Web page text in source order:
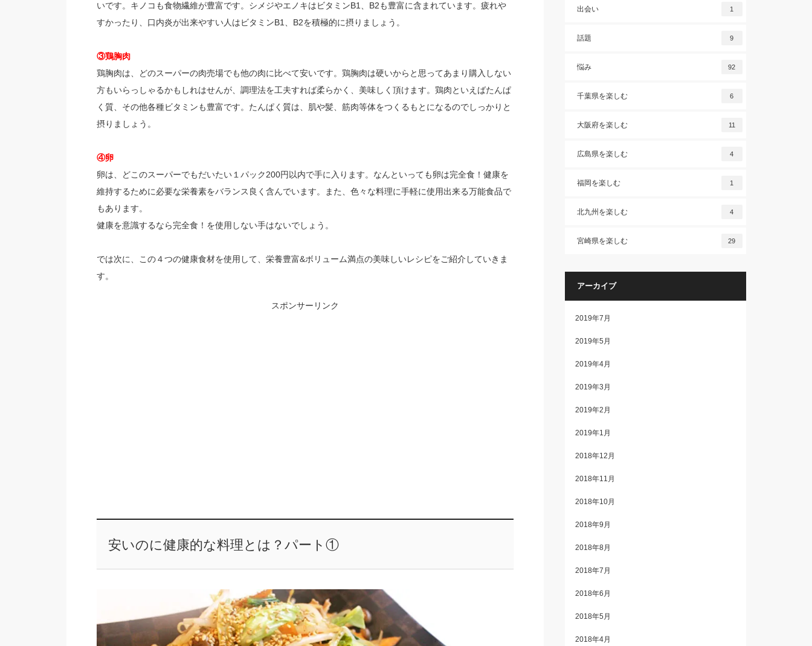
いです。キノコも食物繊維が豊富です。シメジやエノキはビタミンB1、B2も豊富に含まれています。疲れや
すかったり、口内炎が出来やすい人はビタミンB1、B2を積極的に摂りましょう。
③鶏胸肉
鶏胸肉は、どのスーパーの肉売場でも他の肉に比べて安いです。鶏胸肉は硬いからと思ってあまり購入しない
方もいらっしゃるかもしれはせんが、調理法を工夫すれば柔らかく、美味しく頂けます。鶏肉といえばたんぱ
く質、その他各種ビタミンも豊富です。たんぱく質は、肌や髪、筋肉等体をつくるもとになるのでしっかりと
摂りましょう。
④卵
卵は、どこのスーパーでもだいたい１パック200円以内で手に入ります。なんといっても卵は完全食！健康を
維持するために必要な栄養素をバランス良く含んでいます。また、色々な料理に手軽に使用出来る万能食品で
もあります。
健康を意識するなら完全食！を使用しない手はないでしょう。
では次に、この４つの健康食材を使用して、栄養豊富&ボリューム満点の美味しいレシピをご紹介していきま
す。
スポンサーリンク
安いのに健康的な料理とは？パート①
出会い 1
話題 9
悩み 92
千葉県を楽しむ 6
大阪府を楽しむ 11
広島県を楽しむ 4
福岡を楽しむ 1
北九州を楽しむ 4
宮崎県を楽しむ 29
アーカイブ
2019年7月
2019年5月
2019年4月
2019年3月
2019年2月
2019年1月
2018年12月
2018年11月
2018年10月
2018年9月
2018年8月
2018年7月
2018年6月
2018年5月
2018年4月